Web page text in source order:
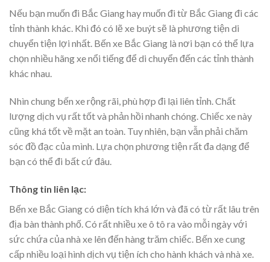
Nếu bạn muốn đi Bắc Giang hay muốn đi từ Bắc Giang đi các
tỉnh thành khác. Khi đó có lẽ xe buýt sẽ là phương tiện di
chuyển tiện lợi nhất. Bến xe Bắc Giang là nơi bạn có thể lựa
chọn nhiều hãng xe nổi tiếng để di chuyển đến các tỉnh thành
khác nhau.
Nhìn chung bến xe rộng rãi, phù hợp đi lại liên tỉnh. Chất
lượng dịch vụ rất tốt và phản hồi nhanh chóng. Chiếc xe này
cũng khá tốt về mặt an toàn. Tuy nhiên, bạn vẫn phải chăm
sóc đồ đạc của mình. Lựa chọn phương tiện rất đa dạng để
bạn có thể đi bất cứ đâu.
Thông tin liên lạc:
Bến xe Bắc Giang có diện tích khá lớn và đã có từ rất lâu trên
địa bàn thành phố. Có rất nhiều xe ô tô ra vào mỗi ngày với
sức chứa của nhà xe lên đến hàng trăm chiếc. Bến xe cung
cấp nhiều loại hình dịch vụ tiện ích cho hành khách và nhà xe.